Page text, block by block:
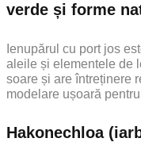
verde și forme
Ienupărul cu port jos
aleile și elementele de
soare și are întreținere
modelare ușoară
Hakonechloa